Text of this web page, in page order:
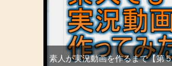
素人が実況動画を作るまで【第